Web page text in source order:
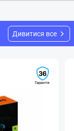
Дивитися все
36
Гарантія